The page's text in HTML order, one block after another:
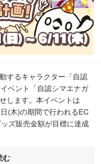
するキャラクター「自認
ベント「自認シマエナガ
します。本イベントは
(木)の期間で行われるEC
ズ販売金額が目標に達成
む